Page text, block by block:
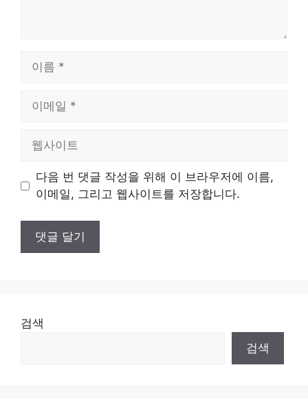
트
다음 번 댓글 작성을 위해 이 브라우저에 이름,
이메일, 그리고 웹사이트를 저장합니다.
검색
검색